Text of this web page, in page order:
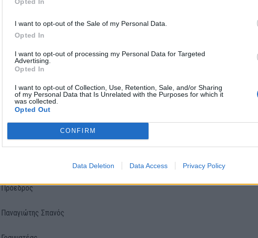
I want to opt-out of the Sale of my Personal Data.
Opted In
I want to opt-out of processing my Personal Data for Targeted
Advertising.
Opted In
I want to opt-out of Collection, Use, Retention, Sale, and/or Sharing
of my Personal Data that Is Unrelated with the Purposes for which it
was collected.
Opted Out
CONFIRM
Data Deletion Data Access Privacy Policy
Οι Διασώστες Ρόδου θα ήθελαν να ευχαριστήσουν την Διεύθυνση του
και ειδικά τον κ. Βασίλη Διαλέτη για την πρόσκληση και την φιλοξενία.
Πρόεδρος
Παναγιώτης Σπανός